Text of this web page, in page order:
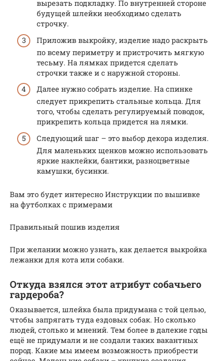
вырезать подкладку. По внутренней стороне
будущей шлейки необходимо сделать
строчку.
Приложив выкройку, изделие надо раскрыть
по всему периметру и пристрочить мягкую
тесьму. На лямках придется сделать
строчки также и с наружной стороны.
Далее нужно собрать изделие. На спинке
следует прикрепить стальные кольца. Для
того, чтобы сделать регулируемый поводок,
прикрепить кольца придется на лямки.
Следующий шаг – это выбор декора изделия.
Для маленьких щенков можно использовать
яркие наклейки, бантики, разноцветные
камушки, бусинки.
Вам это будет интересно Инструкции по вышивке
на футболках с примерами
Правильный пошив изделия
При желании можно узнать, как делается выкройка
лежанки для кота или собаки.
Откуда взялся этот атрибут собачьего
гардероба?
Оказывается, шлейка была придумана с той целью,
чтобы запрягать туда ездовых собак. Но сколько
людей, столько и мнений. Тем более в далекие годы
ещё не придумали и не создали таких вакантных
пород. Какие мы имеем возможность приобрести